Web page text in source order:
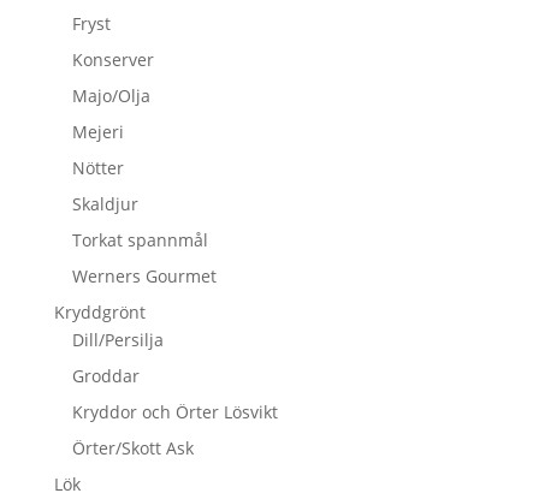
Fryst
Konserver
Majo/Olja
Mejeri
Nötter
Skaldjur
Torkat spannmål
Werners Gourmet
Kryddgrönt
Dill/Persilja
Groddar
Kryddor och Örter Lösvikt
Örter/Skott Ask
Lök